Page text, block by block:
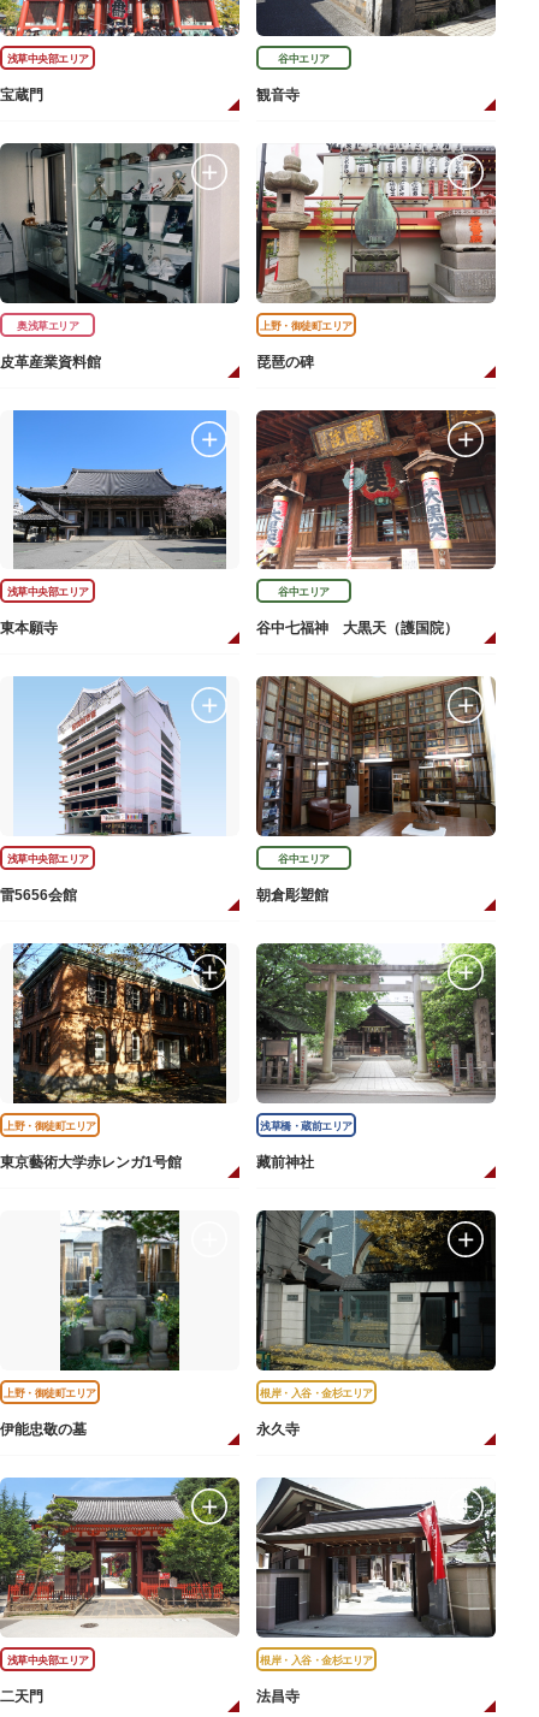
浅草中央部エリア
宝蔵門
谷中エリア
観音寺
奥浅草エリア
皮革産業資料館
上野・御徒町エリア
琵琶の碑
浅草中央部エリア
東本願寺
谷中エリア
谷中七福神 大黒天（護国院）
浅草中央部エリア
雷5656会館
谷中エリア
朝倉彫塑館
上野・御徒町エリア
東京藝術大学赤レンガ1号館
浅草橋・蔵前エリア
藏前神社
上野・御徒町エリア
伊能忠敬の墓
根岸・入谷・金杉エリア
永久寺
浅草中央部エリア
二天門
根岸・入谷・金杉エリア
法昌寺